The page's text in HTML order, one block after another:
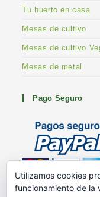
Tu huerto en casa
Mesas de cultivo
Mesas de cultivo
Mesas de metal
Pago Seguro
Metodos de pago
Utilizamos cookies
funcionamiento de la